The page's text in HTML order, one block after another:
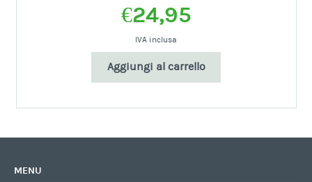
€24,95
IVA inclusa
Aggiungi al carrello
MENU